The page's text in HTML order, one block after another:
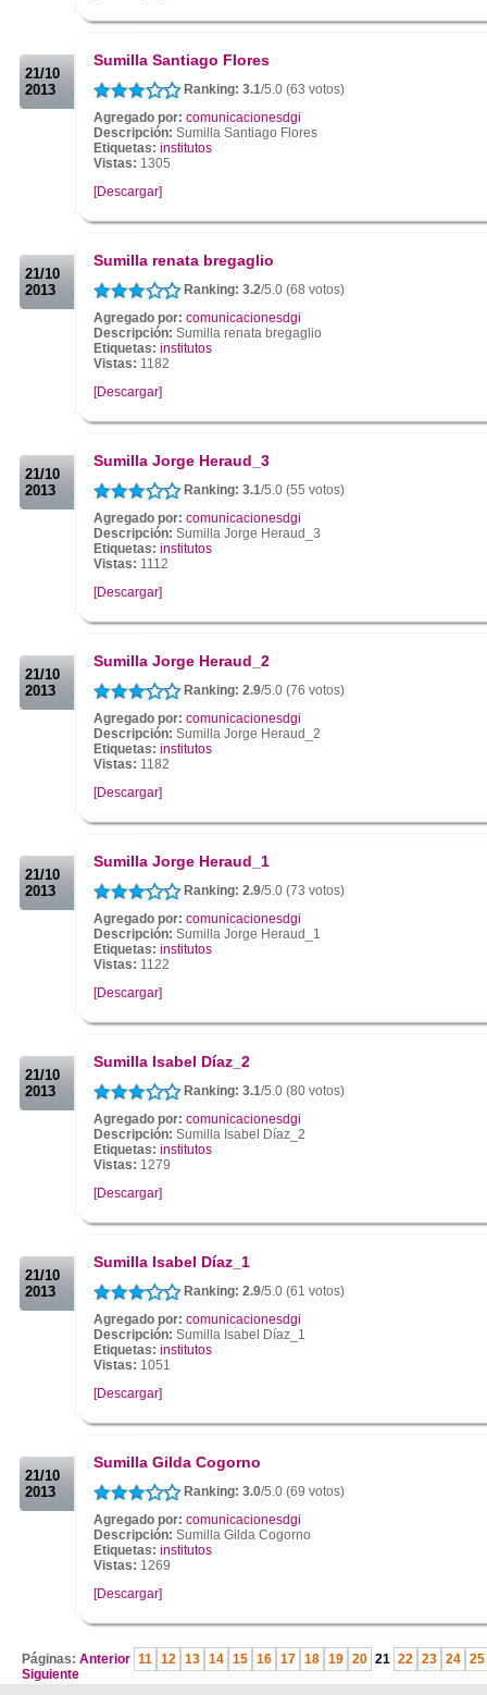
21/10
2013
Sumilla Santiago Flores
Ranking: 3.1/5.0 (63 votos)
Agregado por: comunicacionesdgi
Descripción: Sumilla Santiago Flores
Etiquetas: institutos
Vistas: 1305
[Descargar]
21/10
2013
Sumilla renata bregaglio
Ranking: 3.2/5.0 (68 votos)
Agregado por: comunicacionesdgi
Descripción: Sumilla renata bregaglio
Etiquetas: institutos
Vistas: 1182
[Descargar]
21/10
2013
Sumilla Jorge Heraud_3
Ranking: 3.1/5.0 (55 votos)
Agregado por: comunicacionesdgi
Descripción: Sumilla Jorge Heraud_3
Etiquetas: institutos
Vistas: 1112
[Descargar]
21/10
2013
Sumilla Jorge Heraud_2
Ranking: 2.9/5.0 (76 votos)
Agregado por: comunicacionesdgi
Descripción: Sumilla Jorge Heraud_2
Etiquetas: institutos
Vistas: 1182
[Descargar]
21/10
2013
Sumilla Jorge Heraud_1
Ranking: 2.9/5.0 (73 votos)
Agregado por: comunicacionesdgi
Descripción: Sumilla Jorge Heraud_1
Etiquetas: institutos
Vistas: 1122
[Descargar]
21/10
2013
Sumilla Isabel Díaz_2
Ranking: 3.1/5.0 (80 votos)
Agregado por: comunicacionesdgi
Descripción: Sumilla Isabel Díaz_2
Etiquetas: institutos
Vistas: 1279
[Descargar]
21/10
2013
Sumilla Isabel Díaz_1
Ranking: 2.9/5.0 (61 votos)
Agregado por: comunicacionesdgi
Descripción: Sumilla Isabel Díaz_1
Etiquetas: institutos
Vistas: 1051
[Descargar]
21/10
2013
Sumilla Gilda Cogorno
Ranking: 3.0/5.0 (69 votos)
Agregado por: comunicacionesdgi
Descripción: Sumilla Gilda Cogorno
Etiquetas: institutos
Vistas: 1269
[Descargar]
Páginas: Anterior 11 12 13 14 15 16 17 18 19 20 21 22 23 24 25
Siguiente